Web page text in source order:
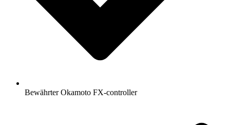
Bewährter Okamoto FX-controller